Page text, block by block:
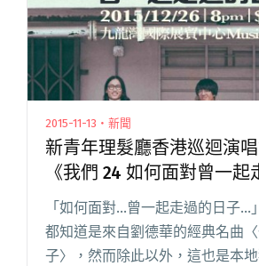
2015-11-13・新聞
新青年理髮廳香港巡迴演
《我們 24 如何面對曾一起
子》
「如何面對…曾一起走過的日子…
都知道是來自劉德華的經典名曲
子〉，然而除此以外，這也是本